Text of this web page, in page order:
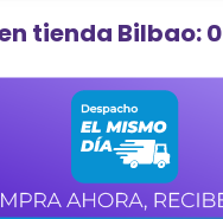
tienda Bilbao: 0